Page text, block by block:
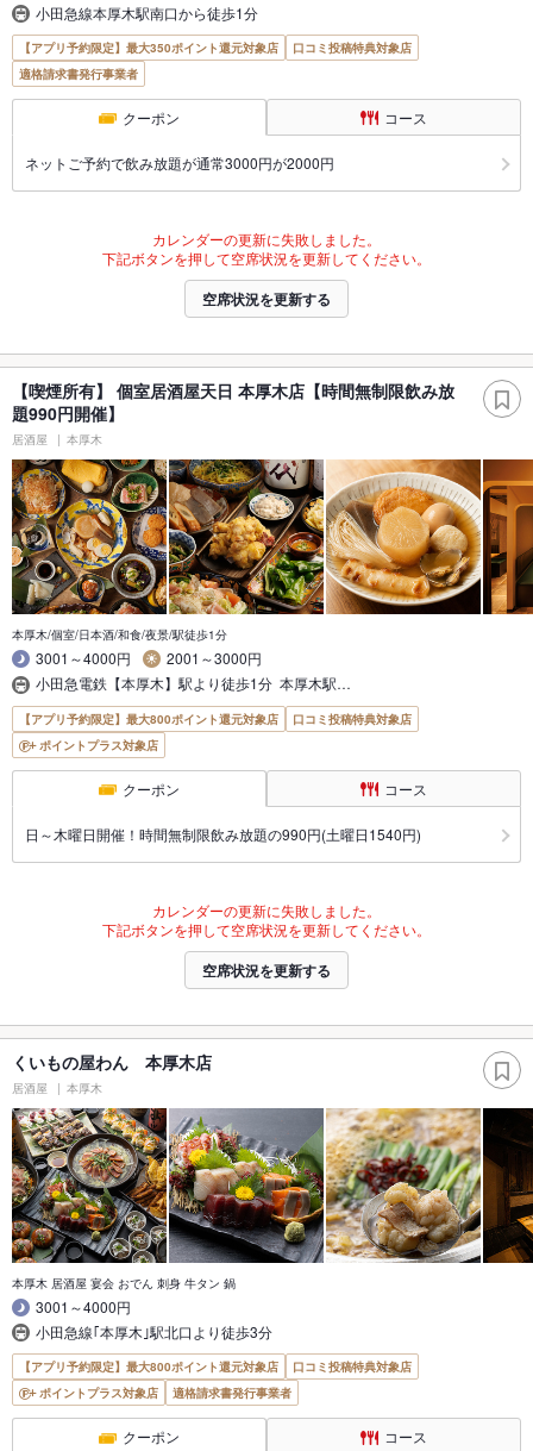
小田急線本厚木駅南口から徒歩1分
【アプリ予約限定】最大350ポイント還元対象店
口コミ投稿特典対象店
適格請求書発行事業者
クーポン コース
ネットご予約で飲み放題が通常3000円が2000円
カレンダーの更新に失敗しました。
下記ボタンを押して空席状況を更新してください。
空席状況を更新する
【喫煙所有】 個室居酒屋天日 本厚木店【時間無制限飲み放
題990円開催】
居酒屋 本厚木
本厚木/個室/日本酒/和食/夜景/駅徒歩1分
3001～4000円
2001～3000円
小田急電鉄【本厚木】駅より徒歩1分 本厚木駅…
【アプリ予約限定】最大800ポイント還元対象店
口コミ投稿特典対象店
ポイントプラス対象店
クーポン コース
日～木曜日開催！時間無制限飲み放題の990円(土曜日1540円)
カレンダーの更新に失敗しました。
下記ボタンを押して空席状況を更新してください。
空席状況を更新する
くいもの屋わん 本厚木店
居酒屋 本厚木
本厚木 居酒屋 宴会 おでん 刺身 牛タン 鍋
3001～4000円
小田急線｢本厚木｣駅北口より徒歩3分
【アプリ予約限定】最大800ポイント還元対象店
口コミ投稿特典対象店
ポイントプラス対象店
適格請求書発行事業者
クーポン コース